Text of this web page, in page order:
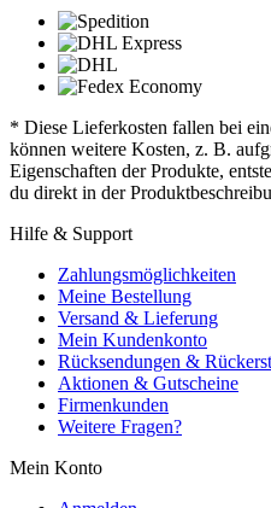
* Diese Lieferkosten fallen bei
können weitere Kosten, z. B.
Eigenschaften der Produkte,
du direkt in der
Hilfe & Support
Zahlungsmöglichkeiten
Meine Bestellung
Versand & Lieferung
Mein Kundenkonto
Rücksendungen &
Aktionen & Gutscheine
Firmenkunden
Weitere Fragen?
Mein Konto